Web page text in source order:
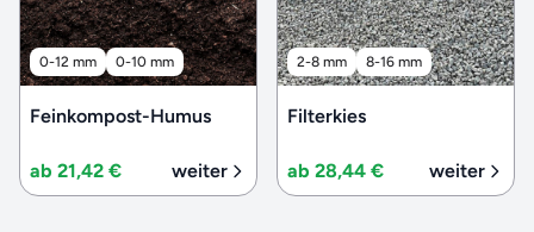
0-12 mm 0-10 mm
Feinkompost-Humus
ab 21,42 € weiter
2-8 mm 8-16 mm
Filterkies
ab 28,44 € weiter